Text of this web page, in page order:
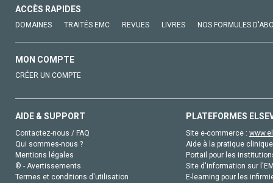
ACCÈS RAPIDES
DOMAINES TRAITÉS EMC REVUES LIVRES NOS FORMULES
MON COMPTE
CRÉER UN COMPTE
AIDE & SUPPORT
Contactez-nous / FAQ
Qui sommes-nous ?
Mentions légales
© - Avertissements
Termes et conditions d'utilisation
PLATEFORMES
Site e-commerce :
Aide à la pratique
Portail pour les
Site d'information sur
E-learning pour les